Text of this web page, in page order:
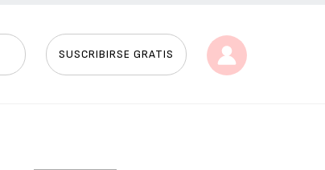
SUSCRIBIRSE GRATIS